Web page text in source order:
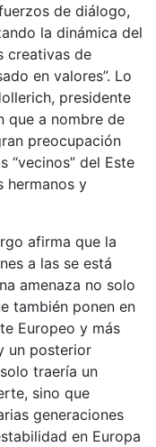
de diálogo,
la dinámica del
creativas de
en valores”. Lo
presidente
que a nombre de
preocupación
“vecinos” del Este
hermanos y
afirma que la
a las se está
amenaza no solo
también ponen en
Europeo y más
un posterior
traería un
sino que
generaciones
en Europa